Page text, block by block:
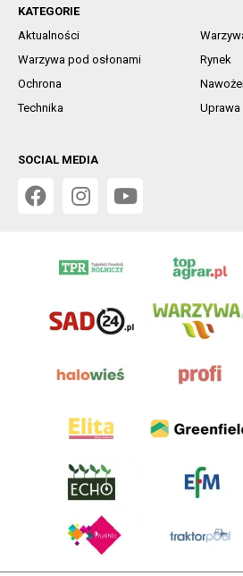
KATEGORIE
Aktualności
Warzywa pod osłonami
Rynek
Ochrona
Technika
Uprawa
SOCIAL MEDIA